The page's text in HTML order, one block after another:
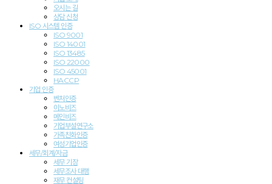
오시는 길
상담 신청
ISO 시스템 인증
ISO 9001
ISO 14001
ISO 13485
ISO 22000
ISO 45001
HACCP
기업 인증
벤처인증
이노비즈
메인비즈
기업부설연구소
가족친화인증
여성기업인증
세무/회계/자금
세무 기장
세무조사 대행
재무 컨설팅